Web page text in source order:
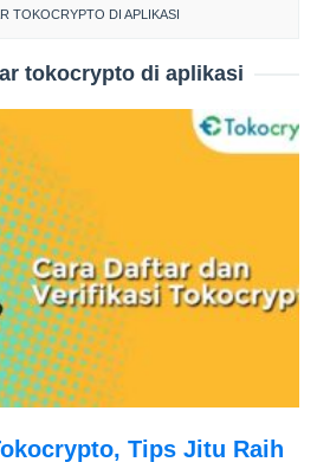
TOKOCRYPTO DI APLIKASI
tokocrypto di aplikasi
Tips Jitu Raih